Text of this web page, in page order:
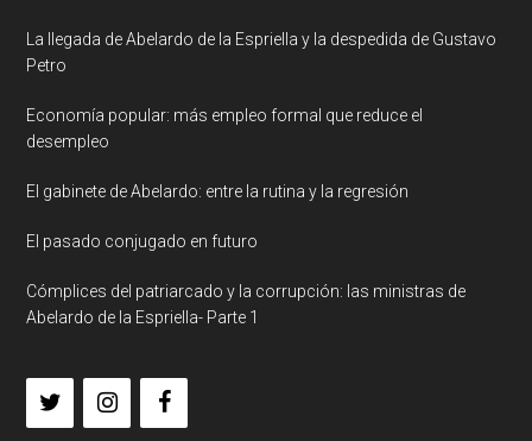
La llegada de Abelardo de la Espriella y la despedida de Gustavo
Petro
Economía popular: más empleo formal que reduce el
desempleo
El gabinete de Abelardo: entre la rutina y la regresión
El pasado conjugado en futuro
Cómplices del patriarcado y la corrupción: las ministras de
Abelardo de la Espriella- Parte 1